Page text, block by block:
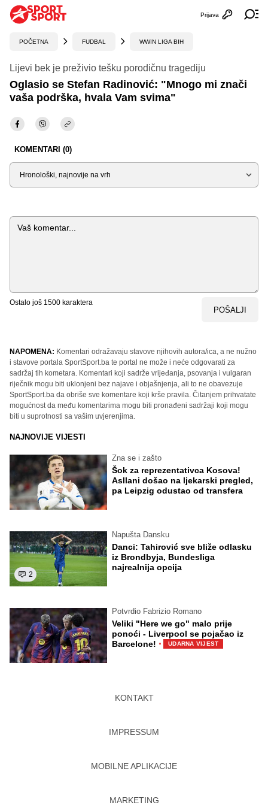
Otvori
Prijava
POČETNA FUDBAL WWIN LIGA BIH
Lijevi bek je preživio tešku porodičnu tragediju
Oglasio se Stefan Radinović: "Mnogo mi znači
vaša podrška, hvala Vam svima"
KOMENTARI (0)
Sortiraj
Komentar
Ostalo još 1500 karaktera
POŠALJI
NAPOMENA: Komentari odražavaju stavove njihovih autora/ica, a ne nužno
i stavove portala SportSport.ba te portal ne može i neće odgovarati za
sadržaj tih kometara. Komentari koji sadrže vrijeđanja, psovanja i vulgaran
riječnik mogu biti uklonjeni bez najave i objašnjenja, ali to ne obavezuje
SportSport.ba da obriše sve komentare koji krše pravila. Čitanjem prihvatate
mogućnost da među komentarima mogu biti pronađeni sadržaji koji mogu
biti u suprotnosti sa vašim uvjerenjima.
NAJNOVIJE VIJESTI
Zna se i zašto
Šok za reprezentativca Kosova!
Asllani došao na ljekarski pregled,
pa Leipzig odustao od transfera
2
Napušta Dansku
Danci: Tahirović sve bliže odlasku
iz Brondbyja, Bundesliga
najrealnija opcija
Potvrdio Fabrizio Romano
Veliki "Here we go" malo prije
ponoći - Liverpool se pojačao iz
Barcelone! · UDARNA VIJEST
KONTAKT
IMPRESSUM
MOBILNE APLIKACIJE
MARKETING